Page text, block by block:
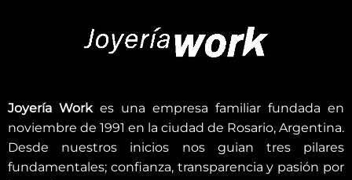
Joyería Workes una empresa familiar fundada en
noviembre de 1991 en la ciudad de Rosario, Argentina.
Desde nuestros inicios nos guian tres pilares
fundamentales; confianza, transparencia y pasión por